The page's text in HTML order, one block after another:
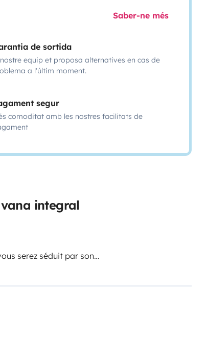
Saber-ne més
de sortida
nostre equip et proposa alternatives en cas de
a l'últim moment.
segur
comoditat amb les nostres facilitats de
integral
serez séduit par son
dans un lit central de